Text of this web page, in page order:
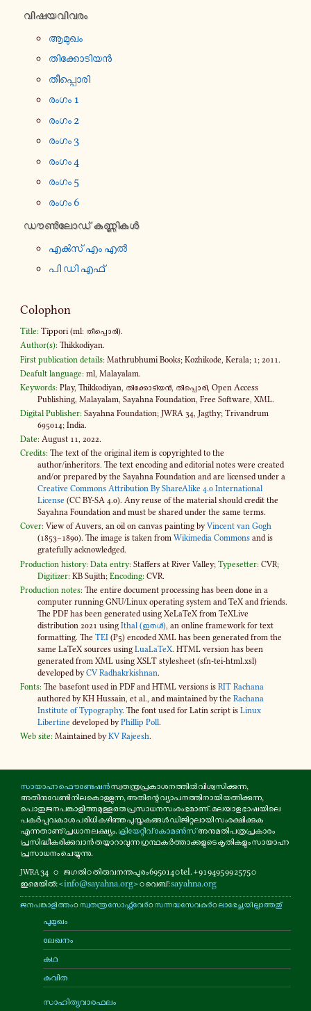
വി​ഷ​യ​വി​വ​രം
ആമുഖം
തി​ക്കോ​ടി​യന്‍
തീ​പ്പൊ​രി
രംഗം 1
രംഗം 2
രംഗം 3
രംഗം 4
രംഗം 5
രംഗം 6
ഡൗൺ​ലോ​ഡ് കണ്ണി​കൾ
എൿസ് എം എൽ
പി ഡി എഫ്
Colophon
Title: Tīppori (ml: തീ​പ്പൊ​രി).
Author(s): Thikkodiyan.
First publication details: Mathrubhumi Books; Kozhikode, Kerala; 1; 2011.
Deafult language: ml, Malayalam.
Keywords: Play, Thikkodiyan, തി​ക്കോ​ടി​യൻ, തീ​പ്പൊ​രി, Open Access
Publishing, Malayalam, Sayahna Foundation, Free Software, XML.
Digital Publisher: Sayahna Foundation; JWRA 34, Jagthy; Trivandrum
695014; India.
Date: August 11, 2022.
Credits: The text of the original item is copyrighted to the
author/inheritors. The text encoding and editorial notes were created
and​/or prepared by the Sayahna Foundation and are licensed under a
Creative Commons Attribution By ShareAlike 4​.0 International
License (CC BY-SA 4​.0). Any reuse of the material should credit the
Sayahna Foundation and must be shared under the same terms.
Cover: View of Auvers, an oil on canvas painting byVincent van Gogh
(1853–1890). The image is taken fromWikimedia Commons and is
gratefully acknowledged.
Production history: Data entry: Staffers at River Valley;Typesetter: CVR;
Digitizer: KB Sujith;Encoding: CVR.
Production notes: The entire document processing has been done in a
computer running GNU/Linux operating system and TeX and friends.
The PDF has been generated using XeLaTeX from TeXLive
distribution 2021 usingIthal (ഇതൾ) , an online framework for text
formatting. TheTEI (P5) encoded XML has been generated from the
same LaTeX sources usingLuaLaTeX. HTML version has been
generated from XML using XSLT stylesheet (sfn-​tei-html.xsl)
developed byCV Radhakrkishnan.
Fonts: The basefont used in PDF and HTML versions isRIT Rachana
authored by KH Hussain, et al., and maintained by theRachana
Institute of Typography. The font used for Latin script isLinux
Libertine developed byPhillip Poll.
Web site: Maintained byKV Rajeesh.
സായാഹ്ന ഫൌണ്ടേഷൻസ്വതന്ത്രപ്രകാശനത്തിൽ വിശ്വസിക്കുന്ന,
അതിനുവേണ്ടി നിലകൊള്ളുന്ന, അതിന്റെ വ്യാപനത്തിനായി യത്നിക്കുന്ന,
പൊതുജനപങ്കാളിത്തമുള്ള ഒരു പ്രസാധനസംരംഭമാണ്. മലയാള ഭാഷയിലെ
പകർപ്പവകാശ പരിധി കഴിഞ്ഞ പുസ്തകങ്ങൾ ഡിജിറ്റലായി സംരക്ഷിക്കുക
എന്നതാണു് പ്രധാന ലക്ഷ്യം.ക്രിയേറ്റീവ് കോമൺസ്അനുമതിപത്രപ്രകാരം
പ്രസിദ്ധീകരിക്കുവാൻ തയ്യാറാവുന്ന ഗ്രന്ഥകർത്താക്കളുടെ കൃതികളും സായാഹ്ന
പ്രസാധനം ചെയ്യുന്നു.
JWRA34 ⚬ ജഗതി ⚬ തിരുവനന്തപുരം 695014 ⚬ tel. +91 9495 99 2575 ⚬
ഇമെയിൽ:<info@sayahna.org>⚬ വെബ്:sayahna.org
ജനപങ്കാളിത്തം⚬സ്വതന്ത്ര സോഫ്റ്റ്‌വേർ⚬സന്നദ്ധസേവകർ⚬ലാഭേച്ഛയില്ലാത്തതു്
പൂമുഖം
ലേഖനം
കഥ
കവിത
സാഹിത്യവാരഫലം